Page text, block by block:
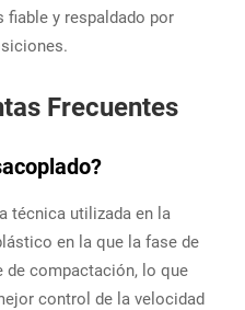
fiable y respaldado por
Frecuentes
técnica utilizada en la
en la que la fase de
de compactación, lo que
control de la velocidad